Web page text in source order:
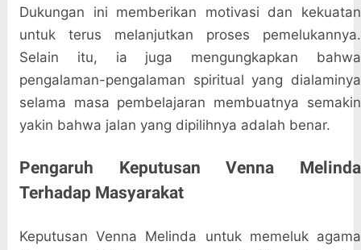
Dukungan ini memberikan motivasi dan kekuatan
untuk terus melanjutkan proses pemelukannya.
Selain itu, ia juga mengungkapkan bahwa
pengalaman-pengalaman spiritual yang dialaminya
selama masa pembelajaran membuatnya semakin
yakin bahwa jalan yang dipilihnya adalah benar.
Pengaruh Keputusan Venna Melinda
Terhadap Masyarakat
Keputusan Venna Melinda untuk memeluk agama